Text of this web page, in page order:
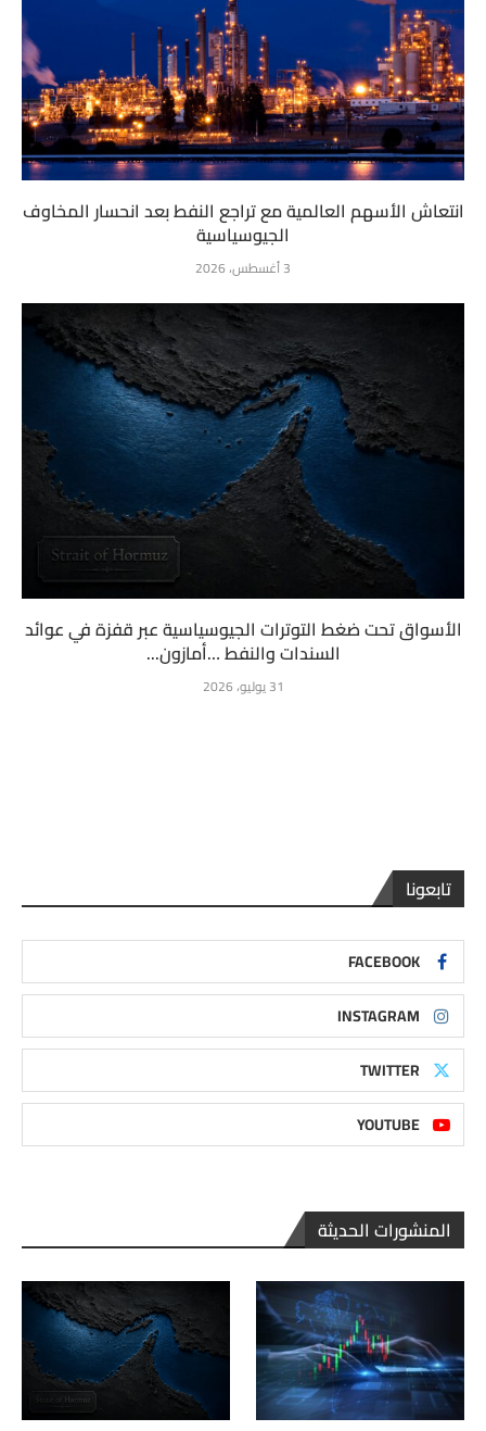
انتعاش الأسهم العالمية مع تراجع النفط بعد انحسار المخاوف
الجيوسياسية
3 أغسطس، 2026
الأسواق تحت ضغط التوترات الجيوسياسية عبر قفزة في عوائد
السندات والنفط …أمازون...
31 يوليو، 2026
تابعونا
FACEBOOK
INSTAGRAM
TWITTER
YOUTUBE
المنشورات الحديثة